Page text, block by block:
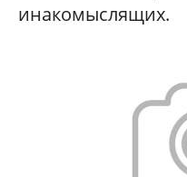
инакомыслящих.